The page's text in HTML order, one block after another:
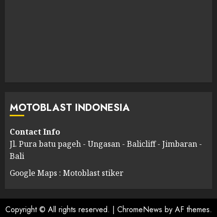
MOTOBLAST INDONESIA
Contact Info
Jl. Pura batu pageh - Ungasan - Balicliff - Jimbaran -
Bali
Google Maps : Motoblast stiker
Copyright © All rights reserved. | ChromeNews by AF themes.